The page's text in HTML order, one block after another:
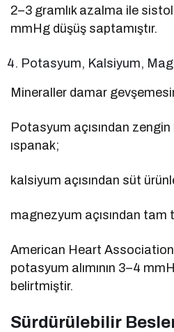
2–3 gramlık azalma ile
mmHg düşüş saptamıştır.
Potasyum, Kalsiyum,
Mineraller damar
Potasyum açısından
ıspanak;
kalsiyum açısından süt
magnezyum açısından tam
American Heart
potasyum alımının 3–4
belirtmiştir.
Sürdürülebilir